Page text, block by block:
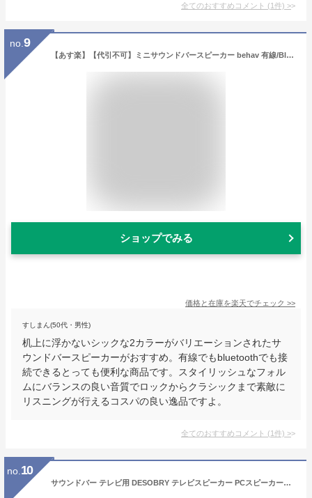
全てのおすすめコメント (1件) >
no. 9
【あす楽】【代引不可】ミニサウンドバースピーカー behav 有線/Bluetooth両対応 スピーカー PC TV スマホ タブレット エレコム SP-PCBS01U
ショップでみる
価格と在庫を楽天でチェック >>
すしまん(50代・男性)
机上に浮かないシックな2カラーがバリエーションされたサ
ウンドバースピーカーがおすすめ。有線でもbluetoothでも接
続できるとっても便利な商品です。スタイリッシュなフォル
ムにバランスの良い音質でロックからクラシックまで素敵に
リスニングが行えるコスパの良い逸品ですよ。
全てのおすすめコメント (1件) >
no. 10
サウンドバー テレビ用 DESOBRY テレビスピーカー PCスピーカーBluetooth5.0対応 50W出力 USB対応 音楽/ゲーム/映画3つEQモード 同軸デジタル/光デジタル/AUX接続/HDMI（ARC）入力対応